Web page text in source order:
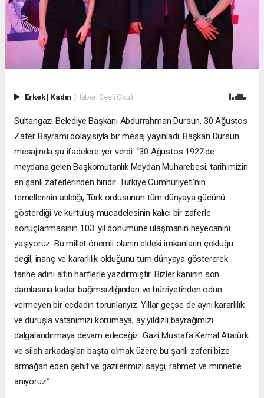
Erkek| Kadın (Haberi Sesli Oku)
Sultangazi Belediye Başkanı Abdurrahman Dursun, 30 Ağustos
Zafer Bayramı dolayısıyla bir mesaj yayınladı. Başkan Dursun
mesajında şu ifadelere yer verdi: “30 Ağustos 1922’de
meydana gelen Başkomutanlık Meydan Muharebesi, tarihimizin
en şanlı zaferlerinden biridir. Türkiye Cumhuriyeti’nin
temellerinin atıldığı, Türk ordusunun tüm dünyaya gücünü
gösterdiği ve kurtuluş mücadelesinin kalıcı bir zaferle
sonuçlanmasının 103. yıl dönümüne ulaşmanın heyecanını
yaşıyoruz. Bu millet önemli olanın eldeki imkanların çokluğu
değil, inanç ve kararlılık olduğunu tüm dünyaya göstererek
tarihe adını altın harflerle yazdırmıştır. Bizler kanının son
damlasına kadar bağımsızlığından ve hürriyetinden ödün
vermeyen bir ecdadın torunlarıyız. Yıllar geçse de aynı kararlılık
ve duruşla vatanımızı korumaya, ay yıldızlı bayrağımızı
dalgalandırmaya devam edeceğiz. Gazi Mustafa Kemal Atatürk
ve silah arkadaşları başta olmak üzere bu şanlı zaferi bize
armağan eden şehit ve gazilerimizi saygı, rahmet ve minnetle
anıyoruz.”